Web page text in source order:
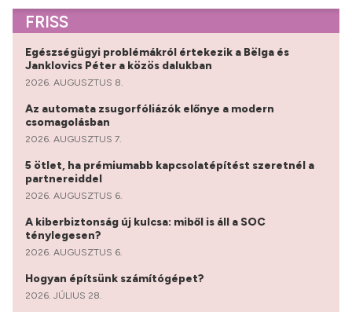
FRISS
Egészségügyi problémákról értekezik a Bëlga és
Janklovics Péter a közös dalukban
2026. AUGUSZTUS 8.
Az automata zsugorfóliázók előnye a modern
csomagolásban
2026. AUGUSZTUS 7.
5 ötlet, ha prémiumabb kapcsolatépítést szeretnél a
partnereiddel
2026. AUGUSZTUS 6.
A kiberbiztonság új kulcsa: miből is áll a SOC
ténylegesen?
2026. AUGUSZTUS 6.
Hogyan építsünk számítógépet?
2026. JÚLIUS 28.